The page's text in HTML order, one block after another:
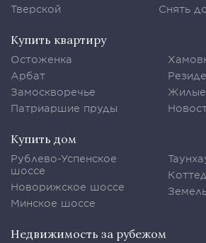
Тверской
Снять
Купить квартиру
Остоженка
Арбат
Замоскворечье
Патриаршие пруды
Жилые
Купить дом
Рублево-Успенское
шоссе
Новорижское шоссе
Минское шоссе
Недвижимость за рубежом